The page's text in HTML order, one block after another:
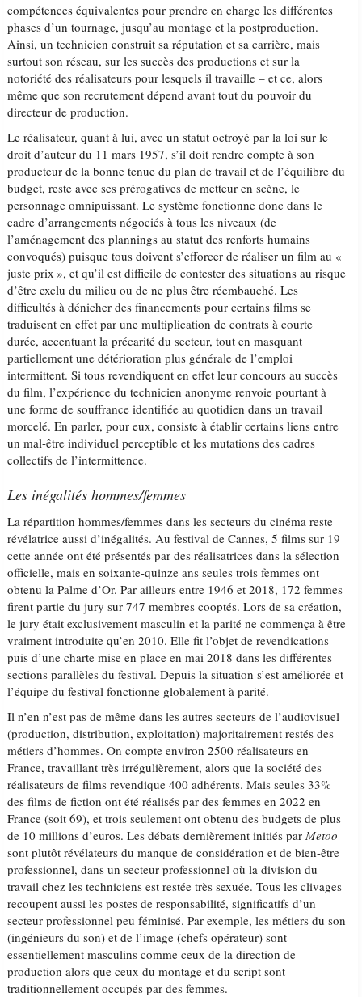
compétences équivalentes pour prendre en charge les différentes
phases d’un tournage, jusqu’au montage et la postproduction.
Ainsi, un technicien construit sa réputation et sa carrière, mais
surtout son réseau, sur les succès des productions et sur la
notoriété des réalisateurs pour lesquels il travaille – et ce, alors
même que son recrutement dépend avant tout du pouvoir du
directeur de production.
Le réalisateur, quant à lui, avec un statut octroyé par la loi sur le
droit d’auteur du 11 mars 1957, s’il doit rendre compte à son
producteur de la bonne tenue du plan de travail et de l’équilibre du
budget, reste avec ses prérogatives de metteur en scène, le
personnage omnipuissant. Le système fonctionne donc dans le
cadre d’arrangements négociés à tous les niveaux (de
l’aménagement des plannings au statut des renforts humains
convoqués) puisque tous doivent s’efforcer de réaliser un film au «
juste prix », et qu’il est difficile de contester des situations au risque
d’être exclu du milieu ou de ne plus être réembauché. Les
difficultés à dénicher des financements pour certains films se
traduisent en effet par une multiplication de contrats à courte
durée, accentuant la précarité du secteur, tout en masquant
partiellement une détérioration plus générale de l’emploi
intermittent. Si tous revendiquent en effet leur concours au succès
du film, l’expérience du technicien anonyme renvoie pourtant à
une forme de souffrance identifiée au quotidien dans un travail
morcelé. En parler, pour eux, consiste à établir certains liens entre
un mal-être individuel perceptible et les mutations des cadres
collectifs de l’intermittence.
Les inégalités hommes/femmes
La répartition hommes/femmes dans les secteurs du cinéma reste
révélatrice aussi d’inégalités. Au festival de Cannes, 5 films sur 19
cette année ont été présentés par des réalisatrices dans la sélection
officielle, mais en soixante-quinze ans seules trois femmes ont
obtenu la Palme d’Or. Par ailleurs entre 1946 et 2018, 172 femmes
firent partie du jury sur 747 membres cooptés. Lors de sa création,
le jury était exclusivement masculin et la parité ne commença à être
vraiment introduite qu’en 2010. Elle fit l’objet de revendications
puis d’une charte mise en place en mai 2018 dans les différentes
sections parallèles du festival. Depuis la situation s’est améliorée et
l’équipe du festival fonctionne globalement à parité.
Il n’en n’est pas de même dans les autres secteurs de l’audiovisuel
(production, distribution, exploitation) majoritairement restés des
métiers d’hommes. On compte environ 2500 réalisateurs en
France, travaillant très irrégulièrement, alors que la société des
réalisateurs de films revendique 400 adhérents. Mais seules 33%
des films de fiction ont été réalisés par des femmes en 2022 en
France (soit 69), et trois seulement ont obtenu des budgets de plus
de 10 millions d’euros. Les débats dernièrement initiés parMetoo
sont plutôt révélateurs du manque de considération et de bien-être
professionnel, dans un secteur professionnel où la division du
travail chez les techniciens est restée très sexuée. Tous les clivages
recoupent aussi les postes de responsabilité, significatifs d’un
secteur professionnel peu féminisé. Par exemple, les métiers du son
(ingénieurs du son) et de l’image (chefs opérateur) sont
essentiellement masculins comme ceux de la direction de
production alors que ceux du montage et du script sont
traditionnellement occupés par des femmes.